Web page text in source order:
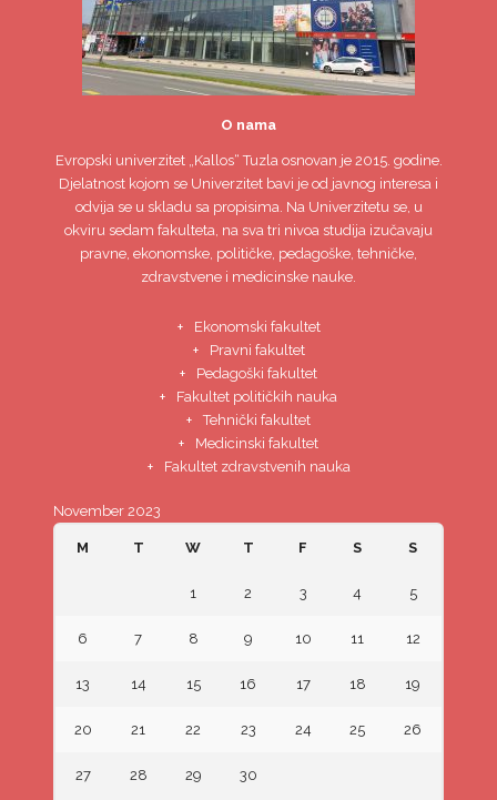
O nama
Evropski univerzitet„Kallos“ Tuzla osnovan je 2015. godine.
Djelatnost kojom se Univerzitet bavi je od javnog interesa i
odvija se u skladu sa propisima. Na Univerzitetu se, u
okviru sedam fakulteta, na sva tri nivoa studija izučavaju
pravne, ekonomske, političke, pedagoške, tehničke,
zdravstvene i medicinske nauke.
Ekonomski fakultet
Pravni fakultet
Pedagoški fakultet
Fakultet političkih nauka
Tehnički fakultet
Medicinski fakultet
Fakultet zdravstvenih nauka
November 2023
M T W T F S S
1 2 3 4 5
6 7 8 9 10 11 12
13 14 15 16 17 18 19
20 21 22 23 24 25 26
27 28 29 30